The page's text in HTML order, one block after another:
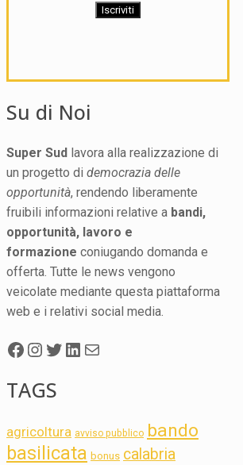
Su di Noi
Super Sud lavora alla realizzazione di
un progetto di democrazia delle
opportunità, rendendo liberamente
fruibili informazioni relative a bandi,
opportunità, lavoro e
formazione coniugando domanda e
offerta. Tutte le news vengono
veicolate mediante questa piattaforma
web e i relativi social media.
Facebook
Instagram
Twitter
LinkedIn
Mail
TAGS
agricoltura avviso pubblico bando
basilicata bonus calabria